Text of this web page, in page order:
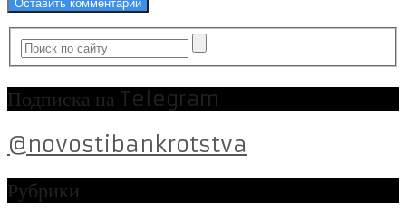
Подписка на Telegram
@novostibankrotstva
Рубрики